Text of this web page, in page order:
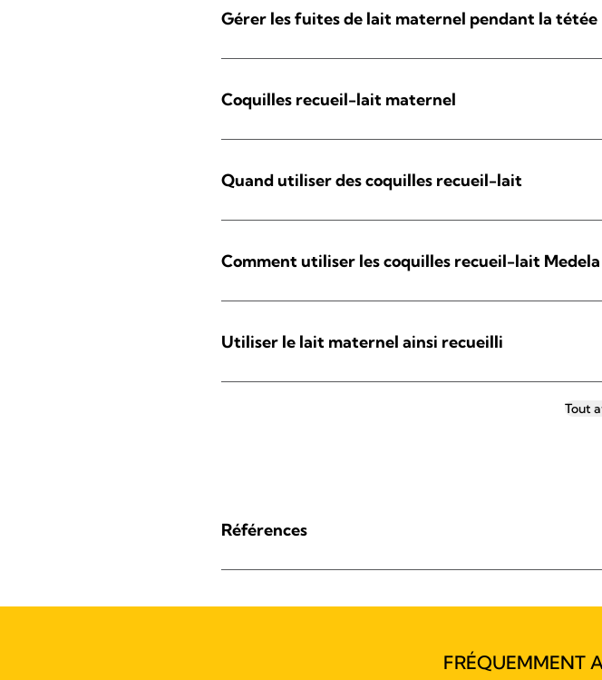
Gérer les fuites de lait maternel pendant la tétée
Coquilles recueil-lait maternel
Quand utiliser des coquilles recueil-lait
Comment utiliser les coquilles recueil-lait Medela
Utiliser le lait maternel ainsi recueilli
Tout
Références
FRÉQUEMMENT